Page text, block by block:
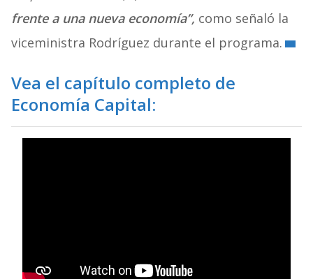
frente a una nueva economía”, como señaló la
viceministra Rodríguez durante el programa.
Vea el capítulo completo de
Economía Capital: